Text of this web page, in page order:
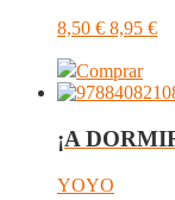
8,50 € 8,95 €
Comprar
¡A
YOYO